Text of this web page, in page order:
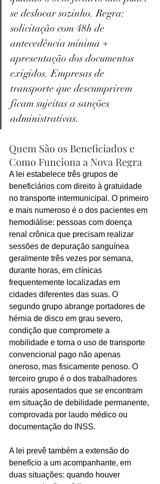
se deslocar sozinho. Regra:
solicitação com 48h de
antecedência mínima +
apresentação dos documentos
exigidos. Empresas de
transporte que descumprirem
ficam sujeitas a sanções
administrativas.
Quem São os Beneficiados e
Como Funciona a Nova Regra
A lei estabelece três grupos de
beneficiários com direito à gratuidade
no transporte intermunicipal. O primeiro
e mais numeroso é o dos pacientes em
hemodiálise: pessoas com doença
renal crônica que precisam realizar
sessões de depuração sanguínea
geralmente três vezes por semana,
durante horas, em clínicas
frequentemente localizadas em
cidades diferentes das suas. O
segundo grupo abrange portadores de
hérnia de disco em grau severo,
condição que compromete a
mobilidade e torna o uso de transporte
convencional pago não apenas
oneroso, mas fisicamente penoso. O
terceiro grupo é o dos trabalhadores
rurais aposentados que se encontram
em situação de debilidade permanente,
comprovada por laudo médico ou
documentação do INSS.
A lei prevê também a extensão do
benefício a um acompanhante, em
duas situações: quando houver